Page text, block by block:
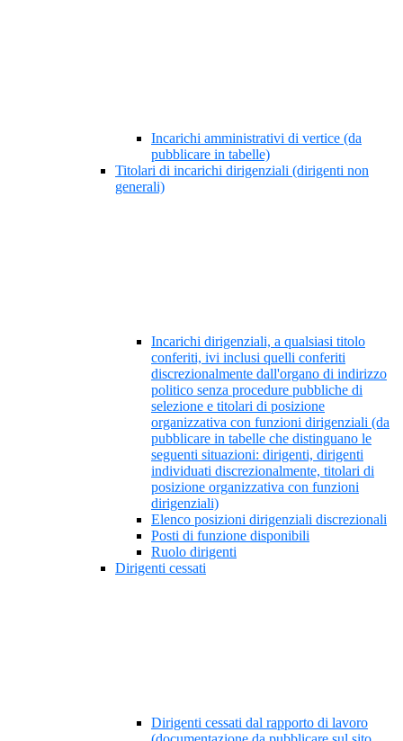
Incarichi amministrativi di vertice (da
pubblicare in tabelle)
Titolari di incarichi dirigenziali (dirigenti non
generali)
Incarichi dirigenziali, a qualsiasi titolo
conferiti, ivi inclusi quelli conferiti
discrezionalmente dall'organo di indirizzo
politico senza procedure pubbliche di
selezione e titolari di posizione
organizzativa con funzioni dirigenziali (da
pubblicare in tabelle che distinguano le
seguenti situazioni: dirigenti, dirigenti
individuati discrezionalmente, titolari di
posizione organizzativa con funzioni
dirigenziali)
Elenco posizioni dirigenziali discrezionali
Posti di funzione disponibili
Ruolo dirigenti
Dirigenti cessati
Dirigenti cessati dal rapporto di lavoro